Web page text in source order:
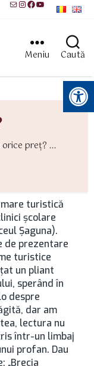
MailInstagram
Facebook
YouTube
Meniu Caută
Instrumente pentru accesibilitate
preţ? ...
turistică
şcolare
Şaguna).
de prezentare
turistice
un pliant
sperând în
despre
dar am
lectura nu
într-un limbaj
profan. Dau
„Brecia